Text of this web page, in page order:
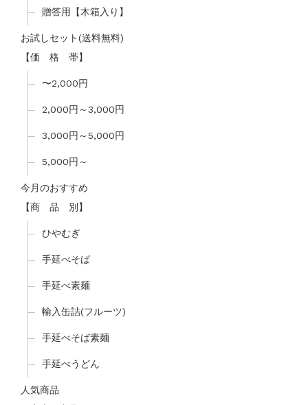
贈答用【木箱入り】
お試しセット(送料無料)
【価 格 帯】
〜2,000円
2,000円～3,000円
3,000円～5,000円
5,000円～
今月のおすすめ
【商 品 別】
ひやむぎ
手延べそば
手延べ素麺
輸入缶詰(フルーツ)
手延べそば素麺
手延べうどん
人気商品